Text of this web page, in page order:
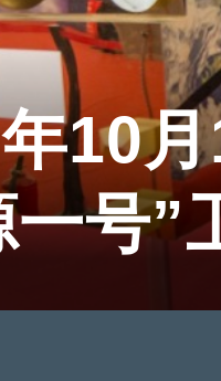
10
一号”